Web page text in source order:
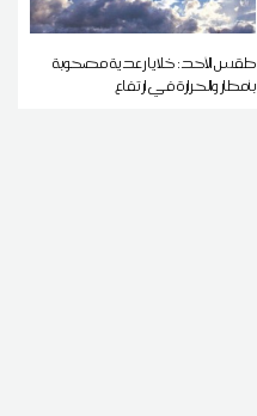
طقس الأحد: خلايا رعدية مصحوبة
بأمطار والحرارة في ارتفاع